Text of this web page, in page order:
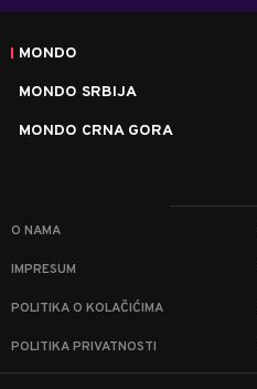
MONDO
MONDO SRBIJA
MONDO CRNA GORA
O NAMA
IMPRESUM
POLITIKA O KOLAČIĆIMA
POLITIKA PRIVATNOSTI